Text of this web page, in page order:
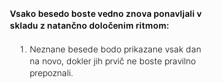
Vsako besedo boste vedno znova ponavljali v
skladu z natančno določenim ritmom:
Neznane besede bodo prikazane vsak dan
na novo, dokler jih prvič ne boste pravilno
prepoznali.